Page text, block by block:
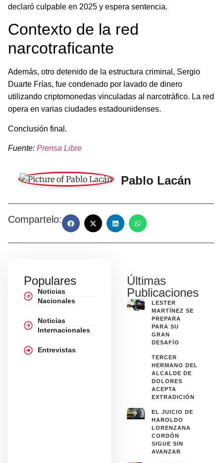
declaró culpable en 2025 y espera sentencia.
Contexto de la red
narcotraficante
Además, otro detenido de la estructura criminal, Sergio
Duarte Frías, fue condenado por lavado de dinero
utilizando criptomonedas vinculadas al narcotráfico. La red
opera en varias ciudades estadounidenses.
Conclusión final.
Fuente: Prensa Libre
Pablo Lacán
Compartelo:
Populares
Noticias
Nacionales
Noticias
Internacionales
Entrevistas
Últimas
Publicaciones
LESTER
MARTÍNEZ SE
PREPARA
PARA SU
GRAN
DESAFÍO
TERCER
HERMANO DEL
ALCALDE DE
DOLORES
ACEPTA
EXTRADICIÓN
EL JUICIO DE
HAROLDO
LORENZANA
CORDÓN
SIGUE SIN
AVANZAR